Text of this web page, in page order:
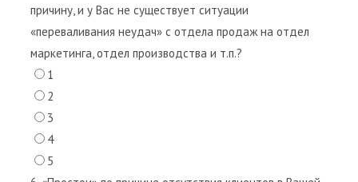
причину, и у Вас не существует ситуации
«переваливания неудач» с отдела продаж на отдел
маркетинга, отдел производства и т.п.?
1
2
3
4
5